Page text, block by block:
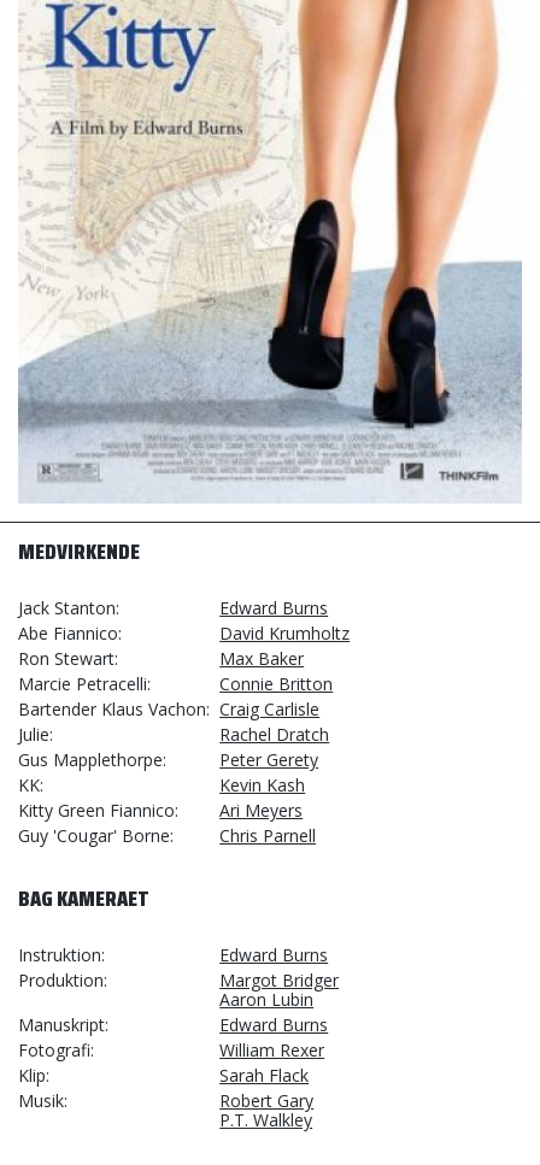
MEDVIRKENDE
Jack Stanton
Edward Burns
Abe Fiannico
David Krumholtz
Ron Stewart
Max Baker
Marcie Petracelli
Connie Britton
Bartender Klaus Vachon
Craig Carlisle
Julie
Rachel Dratch
Gus Mapplethorpe
Peter Gerety
KK
Kevin Kash
Kitty Green Fiannico
Ari Meyers
Guy 'Cougar' Borne
Chris Parnell
BAG KAMERAET
Instruktion
Edward Burns
Produktion
Margot Bridger
Aaron Lubin
Manuskript
Edward Burns
Fotografi
William Rexer
Klip
Sarah Flack
Musik
Robert Gary
P.T. Walkley